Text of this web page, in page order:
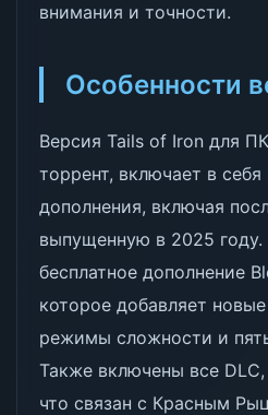
внимания и точности.
Особенности
Версия Tails of Iron для
торрент, включает в
дополнения, включая
выпущенную в 2025 году.
бесплатное дополнение
которое добавляет
режимы сложности и
Также включены все
что связан с Красным